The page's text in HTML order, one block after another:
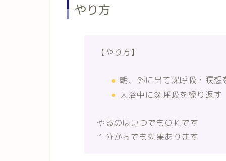
やり方
【やり方】
朝、外に出て深呼吸・瞑想
入浴中に深呼吸を繰り返す
やるのはいつでもＯＫです
１分からでも効果あります